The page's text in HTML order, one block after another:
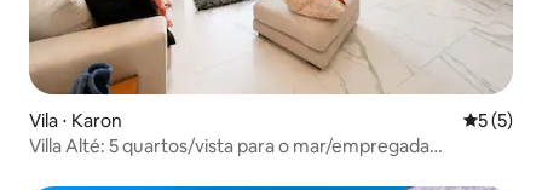
Vila ⋅ Karon 5 de
5 (5)
Villa Alté: 5 quartos/vista para o mar/empregada